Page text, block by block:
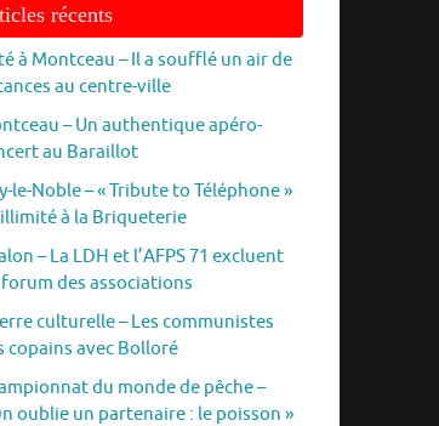
récents
à Montceau – Il a soufflé un air de
au centre-ville
– Un authentique apéro-
au Baraillot
le-Noble – « Tribute to Téléphone »
à la Briqueterie
– La LDH et l’AFPS 71 excluent
des associations
culturelle – Les communistes
copains avec Bolloré
du monde de pêche –
oublie un partenaire : le poisson »